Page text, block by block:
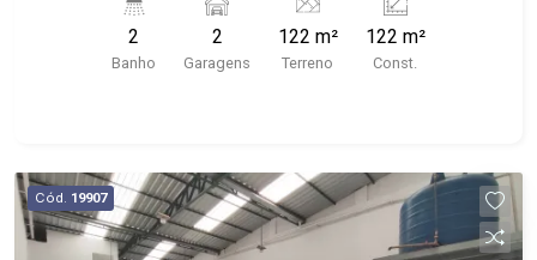
Supermercado, McDonald`s
2
Banho
2
Garagens
122 m²
Terreno
122 m²
Const.
Cód. 19907